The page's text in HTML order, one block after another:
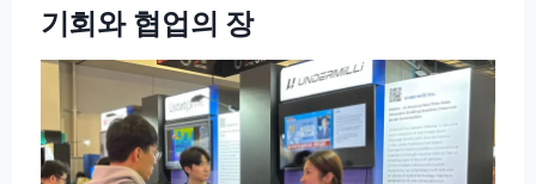
기회와 협업의 장